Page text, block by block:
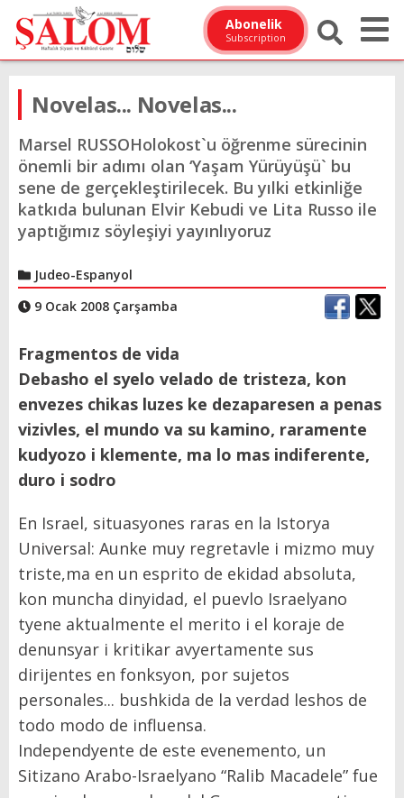
Abonelik
Subscription
Novelas... Novelas...
Marsel RUSSOHolokost`u öğrenme sürecinin
önemli bir adımı olan ‘Yaşam Yürüyüşü` bu
sene de gerçekleştirilecek. Bu yılki etkinliğe
katkıda bulunan Elvir Kebudi ve Lita Russo ile
yaptığımız söyleşiyi yayınlıyoruz
Judeo-Espanyol
9 Ocak 2008 Çarşamba
Fragmentos de vida
Debasho el syelo velado de tristeza, kon
envezes chikas luzes ke dezaparesen a penas
vizivles, el mundo va su kamino, raramente
kudyozo i klemente, ma lo mas indiferente,
duro i sodro
En Israel, situasyones raras en la Istorya
Universal: Aunke muy regretavle i mizmo muy
triste,ma en un esprito de ekidad absoluta,
kon muncha dinyidad, el puevlo Israelyano
tyene aktualmente el merito i el koraje de
denunsyar i kritikar avyertamente sus
dirijentes en fonksyon, por sujetos
personales... bushkida de la verdad leshos de
todo modo de influensa.
Independyente de este evenemento, un
Sitizano Arabo-Israelyano “Ralib Macadele” fue